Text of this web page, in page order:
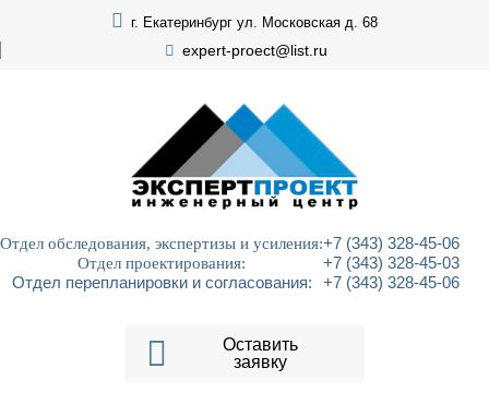
г. Екатеринбург ул. Московская д. 68
expert-proect@list.ru
Отдел обследования, экспертизы и усиления:+7 (343) 328-45-06
Отдел проектирования:
+7 (343) 328-45-03
Отдел перепланировки и согласования:
+7 (343) 328-45-06
Оставить
заявку